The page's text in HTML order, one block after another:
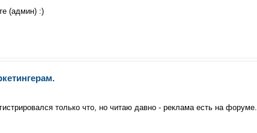
(админ) :)
только что, но читаю давно - реклама есть на форуме.